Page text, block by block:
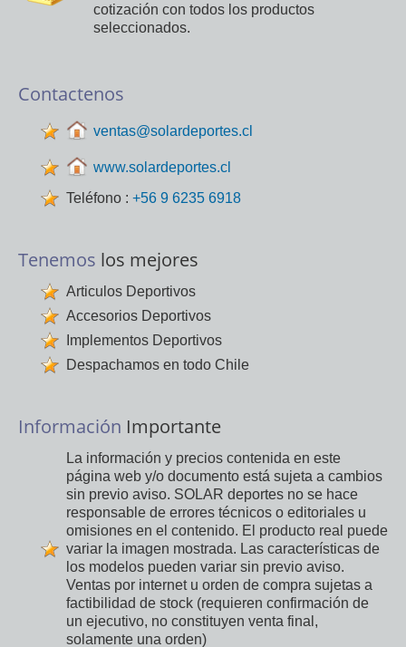
cotización con todos los productos
seleccionados.
Contactenos
ventas@solardeportes.cl
www.solardeportes.cl
Teléfono : +56 9 6235 6918
Tenemos los mejores
Articulos Deportivos
Accesorios Deportivos
Implementos Deportivos
Despachamos en todo Chile
Información Importante
La información y precios contenida en este
página web y/o documento está sujeta a cambios
sin previo aviso. SOLAR deportes no se hace
responsable de errores técnicos o editoriales u
omisiones en el contenido. El producto real puede
variar la imagen mostrada. Las características de
los modelos pueden variar sin previo aviso.
Ventas por internet u orden de compra sujetas a
factibilidad de stock (requieren confirmación de
un ejecutivo, no constituyen venta final,
solamente una orden)